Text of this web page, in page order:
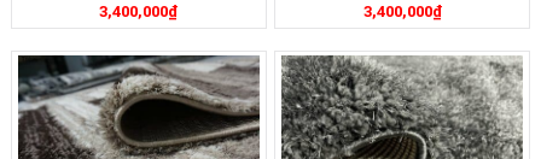
3,400,000₫ 3,400,000₫